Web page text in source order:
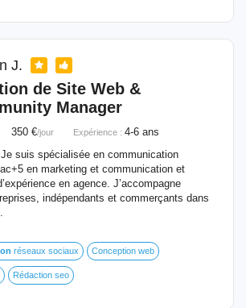
J.
de Site Web &
Manager
350 €/jour Expérience : 4-6 ans
suis spécialisée en communication
en marketing et communication et
en agence. J’accompagne
indépendants et commerçants dans
réseaux sociaux Conception web
Rédaction seo